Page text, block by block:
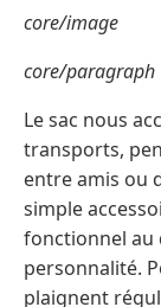
core/image
core/paragraph
Le sac nous
transports,
entre amis ou
simple
fonctionnel
personnalité.
plaignent